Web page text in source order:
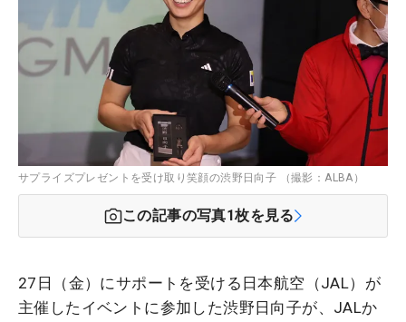
サプライズプレゼントを受け取り笑顔の渋野日向子 （撮影：ALBA）
この記事の写真1枚を見る
27日（金）にサポートを受ける日本航空（JAL）が
主催したイベントに参加した渋野日向子が、JALか